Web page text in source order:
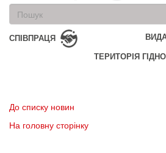
Пошукова
форма
Пошук
СПІВПРАЦЯ
ТЕРИТОРІЯ
До списку новин
На головну сторінку